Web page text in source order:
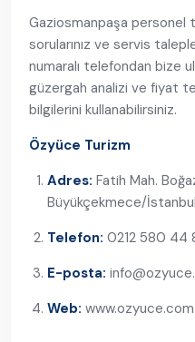
Gaziosmanpaşa personel
sorularınız ve servis
numaralı telefondan bize
güzergah analizi ve fiyat
bilgilerini kullanabilirsiniz.
Özyüce Turizm
Adres: Fatih Mah.
Büyükçekmece/İstanbul
Telefon: 0212 580 44
E-posta:
Web: www.ozyuce.com